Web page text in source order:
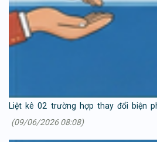
Liệt kê 02 trường hợp thay đổi biện
(09/06/2026 08:08)